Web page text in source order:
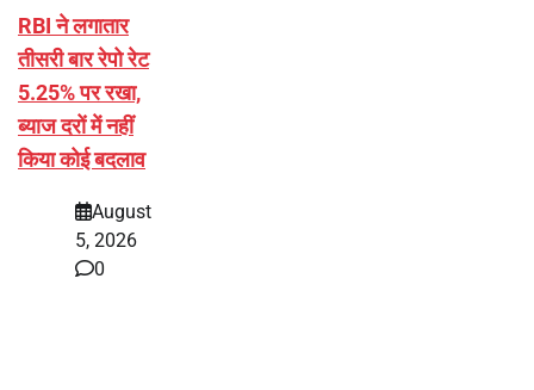
RBI ने लगातार
तीसरी बार रेपो रेट
5.25% पर रखा,
ब्याज दरों में नहीं
किया कोई बदलाव
August
5, 2026
0